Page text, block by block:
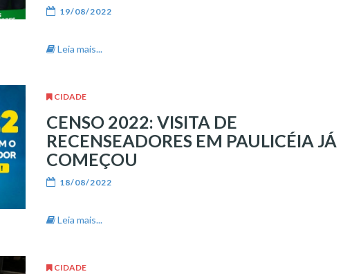
19/08/2022
Leia mais...
CIDADE
CENSO 2022: VISITA DE
RECENSEADORES EM PAULICÉIA JÁ
COMEÇOU
18/08/2022
Leia mais...
CIDADE